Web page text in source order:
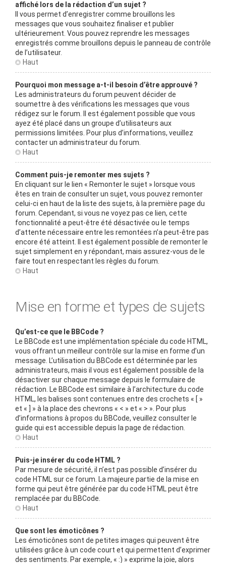
affiché lors de la rédaction d’un sujet ?
Il vous permet d’enregistrer comme brouillons les
messages que vous souhaitez finaliser et publier
ultérieurement. Vous pouvez reprendre les messages
enregistrés comme brouillons depuis le panneau de contrôle
de l’utilisateur.
Haut
Pourquoi mon message a-t-il besoin d’être approuvé ?
Les administrateurs du forum peuvent décider de
soumettre à des vérifications les messages que vous
rédigez sur le forum. Il est également possible que vous
ayez été placé dans un groupe d’utilisateurs aux
permissions limitées. Pour plus d’informations, veuillez
contacter un administrateur du forum.
Haut
Comment puis-je remonter mes sujets ?
En cliquant sur le lien « Remonter le sujet » lorsque vous
êtes en train de consulter un sujet, vous pouvez remonter
celui-ci en haut de la liste des sujets, à la première page du
forum. Cependant, si vous ne voyez pas ce lien, cette
fonctionnalité a peut-être été désactivée ou le temps
d’attente nécessaire entre les remontées n’a peut-être pas
encore été atteint. Il est également possible de remonter le
sujet simplement en y répondant, mais assurez-vous de le
faire tout en respectant les règles du forum.
Haut
Mise en forme et types de sujets
Qu’est-ce que le BBCode ?
Le BBCode est une implémentation spéciale du code HTML,
vous offrant un meilleur contrôle sur la mise en forme d’un
message. L’utilisation du BBCode est déterminée par les
administrateurs, mais il vous est également possible de la
désactiver sur chaque message depuis le formulaire de
rédaction. Le BBCode est similaire à l’architecture du code
HTML, les balises sont contenues entre des crochets « [ »
et « ] » à la place des chevrons « < » et « > ». Pour plus
d’informations à propos du BBCode, veuillez consulter le
guide qui est accessible depuis la page de rédaction.
Haut
Puis-je insérer du code HTML ?
Par mesure de sécurité, il n’est pas possible d’insérer du
code HTML sur ce forum. La majeure partie de la mise en
forme qui peut être générée par du code HTML peut être
remplacée par du BBCode.
Haut
Que sont les émoticônes ?
Les émoticônes sont de petites images qui peuvent être
utilisées grâce à un code court et qui permettent d’exprimer
des sentiments. Par exemple, « :) » exprime la joie, alors